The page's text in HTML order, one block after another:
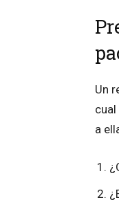
Un
a